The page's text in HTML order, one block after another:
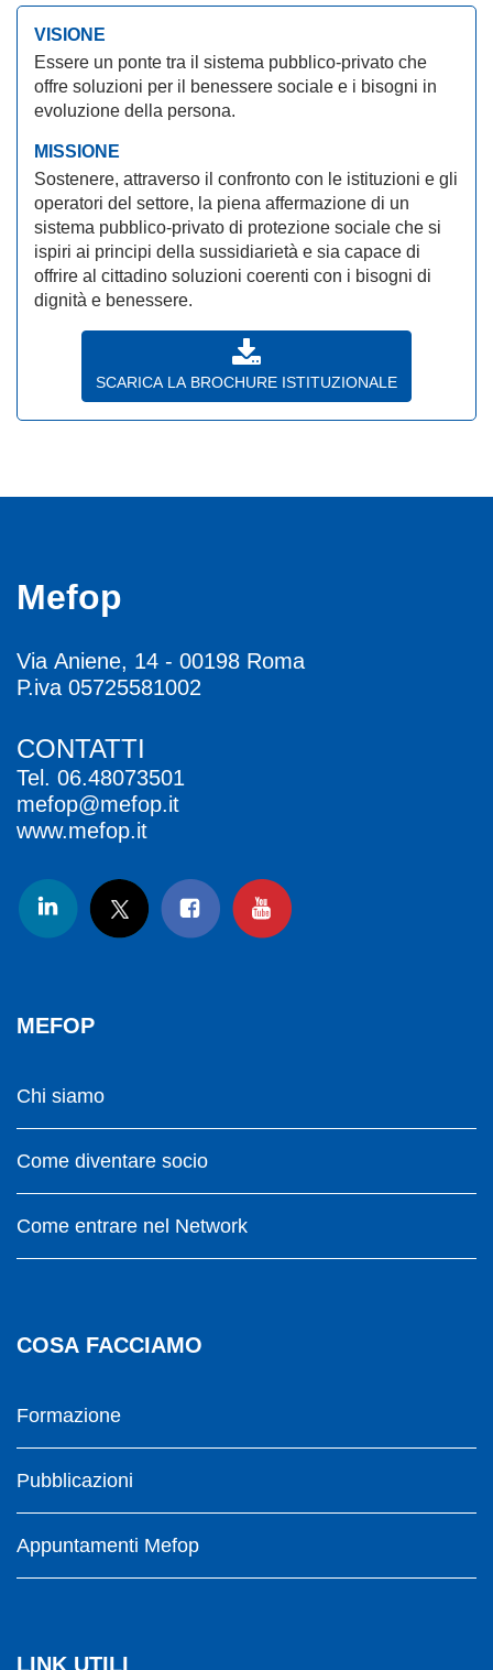
VISIONE
Essere un ponte tra il sistema pubblico-privato che
offre soluzioni per il benessere sociale e i bisogni in
evoluzione della persona.
MISSIONE
Sostenere, attraverso il confronto con le istituzioni e gli
operatori del settore, la piena affermazione di un
sistema pubblico-privato di protezione sociale che si
ispiri ai principi della sussidiarietà e sia capace di
offrire al cittadino soluzioni coerenti con i bisogni di
dignità e benessere.
SCARICA LA BROCHURE ISTITUZIONALE
Mefop
Via Aniene, 14 - 00198 Roma
P.iva 05725581002
CONTATTI
Tel. 06.48073501
mefop@mefop.it
www.mefop.it
MEFOP
Chi siamo
Come diventare socio
Come entrare nel Network
COSA FACCIAMO
Formazione
Pubblicazioni
Appuntamenti Mefop
LINK UTILI